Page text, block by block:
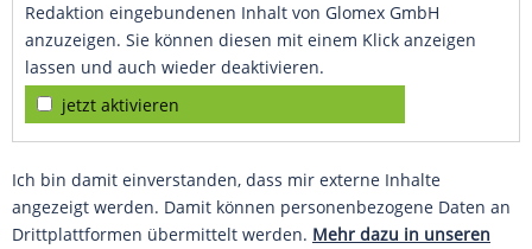
Redaktion eingebundenen Inhalt von Glomex GmbH
anzuzeigen. Sie können diesen mit einem Klick anzeigen
lassen und auch wieder deaktivieren.
jetzt aktivieren
Ich bin damit einverstanden, dass mir externe Inhalte
angezeigt werden. Damit können personenbezogene Daten an
Drittplattformen übermittelt werden. Mehr dazu in unseren